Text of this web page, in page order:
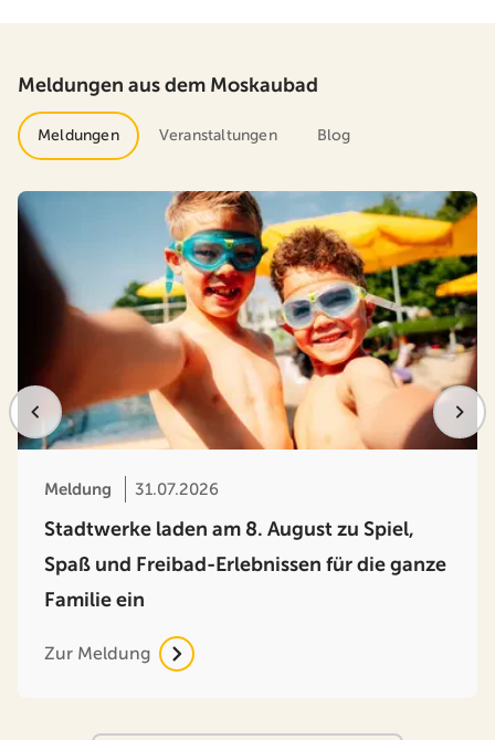
Meldungen aus dem Moskaubad
Meldungen Veranstaltungen Blog
Meldung 31.07.2026
Stadtwerke laden am 8. August zu Spiel,
Spaß und Freibad-Erlebnissen für die ganze
Familie ein
Zur Meldung